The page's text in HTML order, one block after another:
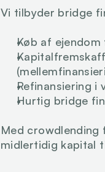
Vi tilbyder bridge
Køb af
Refinansiering i
Hurtig bridge
Med
midlertidig kapital